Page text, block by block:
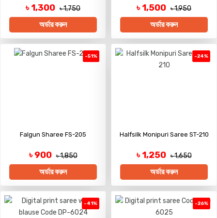
৳ 1,300 ৳ 1,750
অর্ডার করুন
৳ 1,500 ৳ 1,950
অর্ডার করুন
-51%
Falgun Sharee FS-205
৳ 900 ৳ 1,850
অর্ডার করুন
-24%
Halfsilk Monipuri Saree ST-210
৳ 1,250 ৳ 1,650
অর্ডার করুন
-41% -26%